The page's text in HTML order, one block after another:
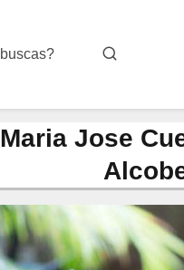
Maria Jose